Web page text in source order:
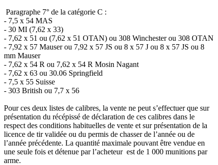
Paragraphe 7° de la catégorie C :
- 7,5 x 54 MAS
- 30 MI (7,62 x 33)
- 7,62 x 51 ou (7,62 x 51 OTAN) ou 308 Winchester ou 308 OTAN
- 7,92 x 57 Mauser ou 7,92 x 57 JS ou 8 x 57 J ou 8 x 57 JS ou 8
mm Mauser
- 7,62 x 54 R ou 7,62 x 54 R Mosin Nagant
- 7,62 x 63 ou 30.06 Springfield
- 7,5 x 55 Suisse
- 303 British ou 7,7 x 56
Pour ces deux listes de calibres, la vente ne peut s’effectuer que sur
présentation du récépissé de déclaration de ces calibres dans le
respect des conditions habituelles de vente et sur présentation de la
licence de tir validée ou du permis de chasser de l’année ou de
l’année précédente. La quantité maximale pouvant être vendue en
une seule fois et détenue par l’acheteur est de 1 000 munitions par
arme.